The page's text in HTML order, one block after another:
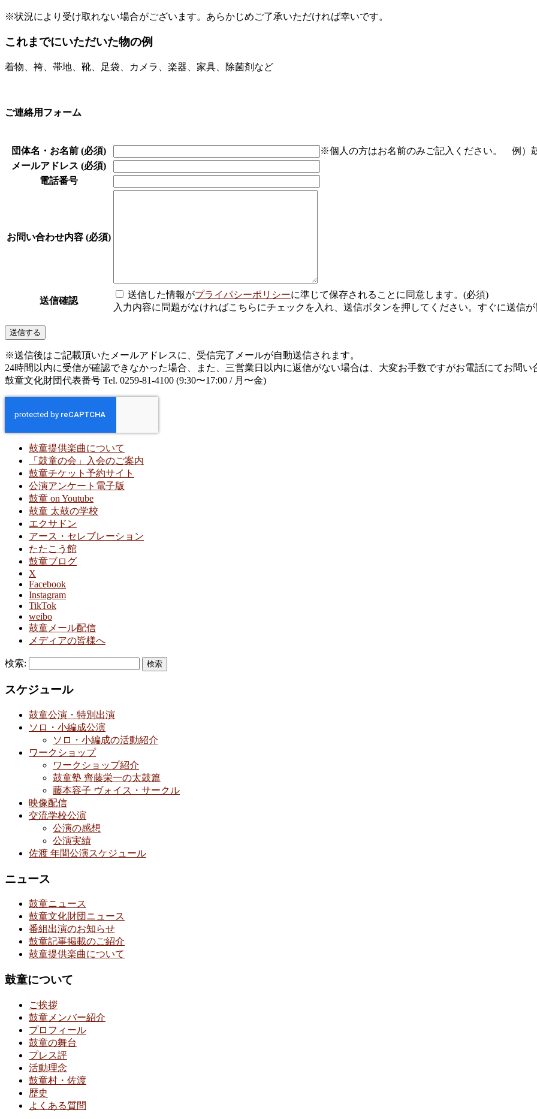
※状況により受け取れない場合がございます。あらかじめご了承いただければ幸いです。
これまでにいただいた物の例
着物、袴、帯地、靴、足袋、カメラ、楽器、家具、除菌剤など
ご連絡用フォーム
団体名・お名前 (必須)
※個人の方はお名前のみご記入ください。 例）
メールアドレス (必須)
電話番号
お問い合わせ内容 (必須)
送信確認
送信した情報がプライパシーポリシーに準じて保存されることに同意します。(必須)
入力内容に問題がなければこちらにチェックを入れ、送信ボタンを押してください。すぐに送信が
※送信後はご記載頂いたメールアドレスに、受信完了メールが自動送信されます。
24時間以内に受信が確認できなかった場合、また、三営業日以内に返信がない場合は、大変お手数ですがお電話にてお問い
鼓童文化財団代表番号 Tel. 0259-81-4100 (9:30〜17:00 / 月〜金)
鼓童提供楽曲について
「鼓童の会」入会のご案内
鼓童チケット予約サイト
公演アンケート電子版
鼓童 on Youtube
鼓童 太鼓の学校
エクサドン
アース・セレブレーション
たたこう館
鼓童ブログ
X
Facebook
Instagram
TikTok
weibo
鼓童メール配信
メディアの皆様へ
検索:
スケジュール
鼓童公演・特別出演
ソロ・小編成公演
ソロ・小編成の活動紹介
ワークショップ
ワークショップ紹介
鼓童塾 齊藤栄一の太鼓篇
藤本容子 ヴォイス・サークル
映像配信
交流学校公演
公演の感想
公演実績
佐渡 年間公演スケジュール
ニュース
鼓童ニュース
鼓童文化財団ニュース
番組出演のお知らせ
鼓童記事掲載のご紹介
鼓童提供楽曲について
鼓童について
ご挨拶
鼓童メンバー紹介
プロフィール
鼓童の舞台
プレス評
活動理念
鼓童村・佐渡
歴史
よくある質問